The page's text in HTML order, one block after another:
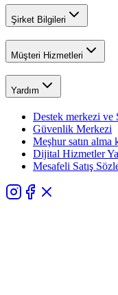
Şirket Bilgileri
Müşteri Hizmetleri
Yardım
Destek merkezi ve
Güvenlik Merkezi
Meşhur satın alma
Dijital Hizmetler
Mesafeli Satış